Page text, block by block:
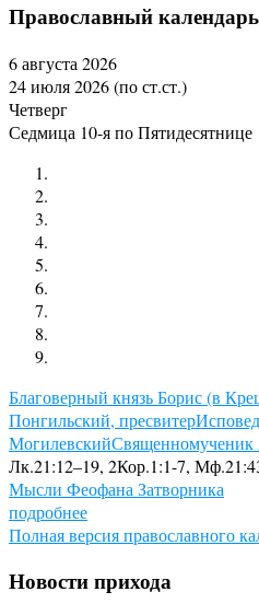
Православный календарь
6 августа 2026
24 июля 2026 (по ст.ст.)
Четверг
Седмица 10-я по Пятидесятнице
Благоверный князь Борис (в
Понгильский, пресвитер
МогилевскийСвященномученик
Лк.21:12–19, 2Кор.1:1-7,
Мысли Феофана Затворника
подробнее
Полная версия православного
Новости прихода